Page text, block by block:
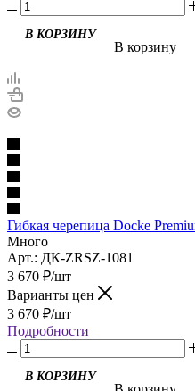
В корзину
Гибкая черепица Docke
Много
Арт.: ДК-ZRSZ-1081
3 670 ₽/шт
Варианты цен
3 670 ₽/шт
Подробности